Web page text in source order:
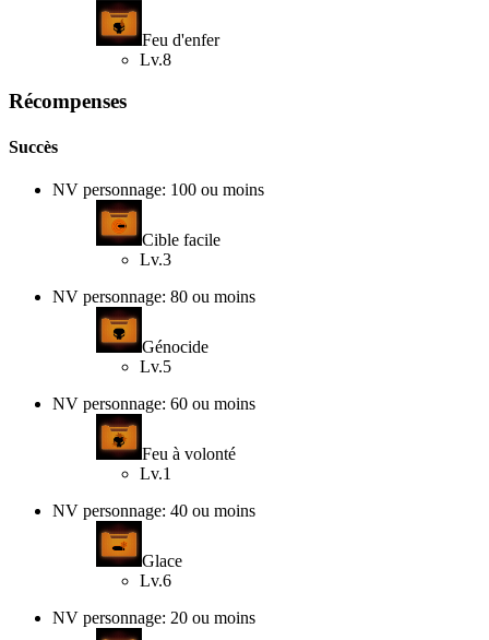
Feu d'enfer
Lv.8
Récompenses
Succès
NV personnage: 100 ou moins
Cible facile
Lv.3
NV personnage: 80 ou moins
Génocide
Lv.5
NV personnage: 60 ou moins
Feu à volonté
Lv.1
NV personnage: 40 ou moins
Glace
Lv.6
NV personnage: 20 ou moins